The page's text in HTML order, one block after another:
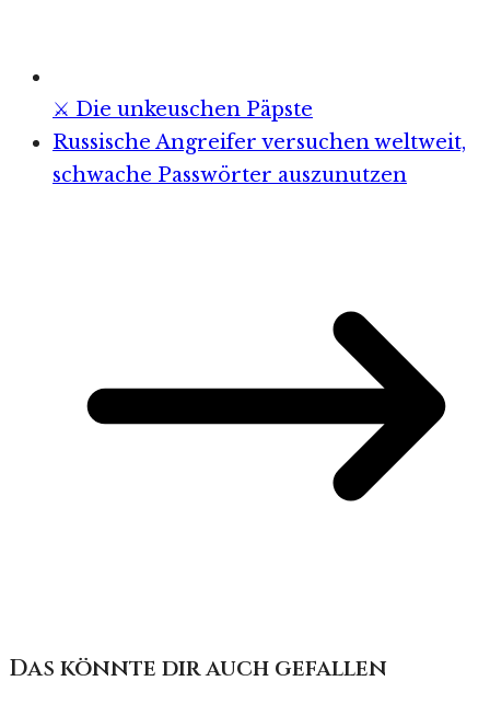
⚔️ Die unkeuschen Päpste
Russische Angreifer versuchen weltweit,
schwache Passwörter auszunutzen
Das könnte dir auch gefallen